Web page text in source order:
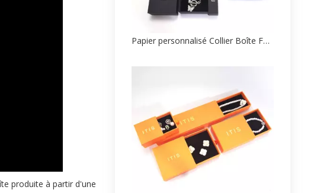
produite à partir d'une
Papier personnalisé Collier Boîte Fabricant